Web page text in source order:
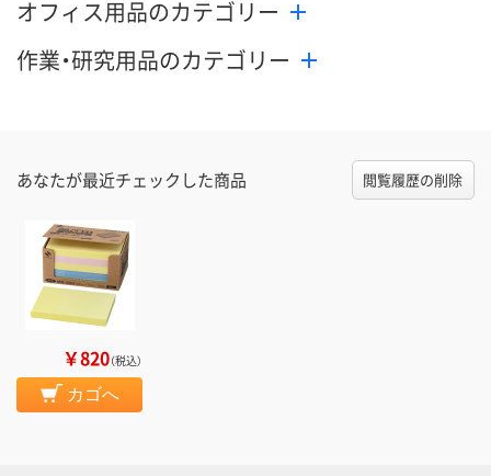
オフィス用品のカテゴリー
作業・研究用品のカテゴリー
あなたが最近チェックした商品 閲覧履歴の削除
￥820（税込）
カゴへ